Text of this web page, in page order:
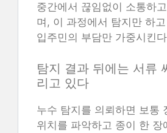
중간에서 끊임없이 소통하
며, 이 과정에서 탐지만 하
입주민의 부담만 가중시킨
탐지 결과 뒤에는 서류
리고 있다
누수 탐지를 의뢰하면 보통
위치를 파악하고 종이 한 장